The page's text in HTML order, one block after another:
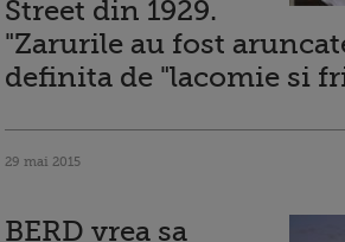
Street din 1929.
"Zarurile au fost
definita de "lacomie si
29 mai 2015
BERD vrea sa